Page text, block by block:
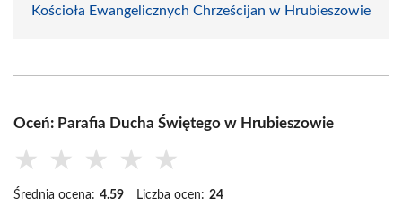
Kościoła Ewangelicznych Chrześcijan w Hrubieszowie
Oceń: Parafia Ducha Świętego w Hrubieszowie
★ ★ ★ ★ ★
Średnia ocena: 4.59 Liczba ocen: 24